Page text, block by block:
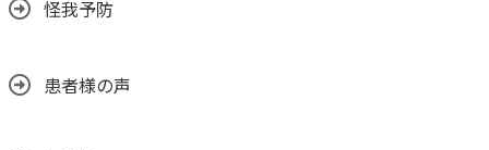
怪我予防
患者様の声